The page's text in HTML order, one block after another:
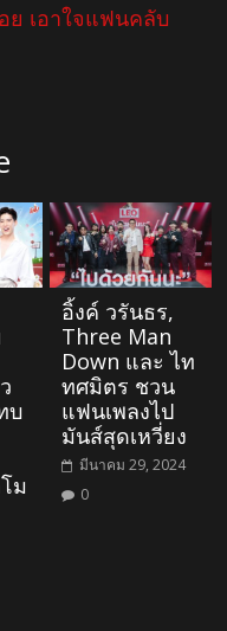
เอาใจแฟนคลับ
บ
ม
อิ้งค์ วรันธร,
Three Man
Down และ ไท
ทศมิตร ชวน
แฟนเพลงไป
มันส์สุดเหวี่ยง
มีนาคม 29, 2024
0